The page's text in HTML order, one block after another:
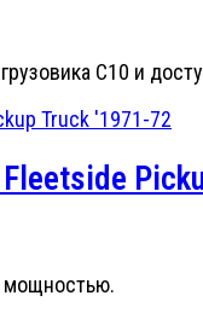
C10 и
мощностью.